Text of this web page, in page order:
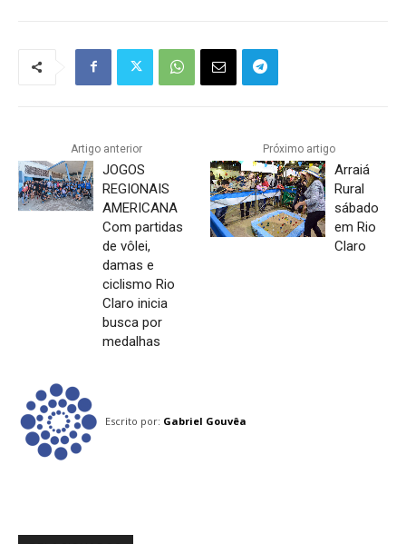
Artigo anterior
JOGOS
REGIONAIS
AMERICANA
Com partidas
de vôlei,
damas e
ciclismo Rio
Claro inicia
busca por
medalhas
Próximo artigo
Arraiá
Rural
sábado
em Rio
Claro
Escrito por: Gabriel Gouvêa